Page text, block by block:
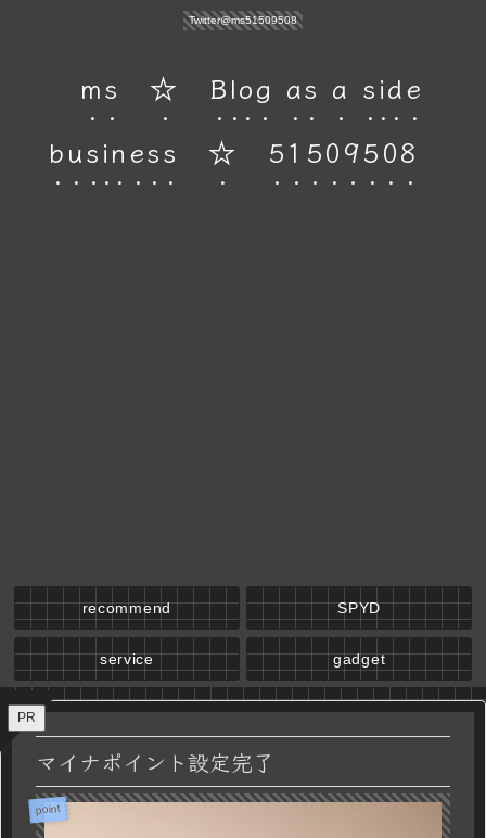
Twitter@ms51509508
ms ☆ Blog as a side
business ☆ 51509508
recommend SPYD
service gadget
PR
マイナポイント設定完了
point